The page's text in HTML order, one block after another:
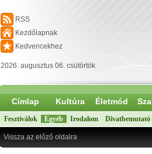
RSS
Kezdőlapnak
Kedvencekhez
2026. augusztus 06. csütörtök
Címlap Kultúra Életmód
Fesztiválok Egyéb Irodalom Divatbemutató
Vissza az előző oldalra